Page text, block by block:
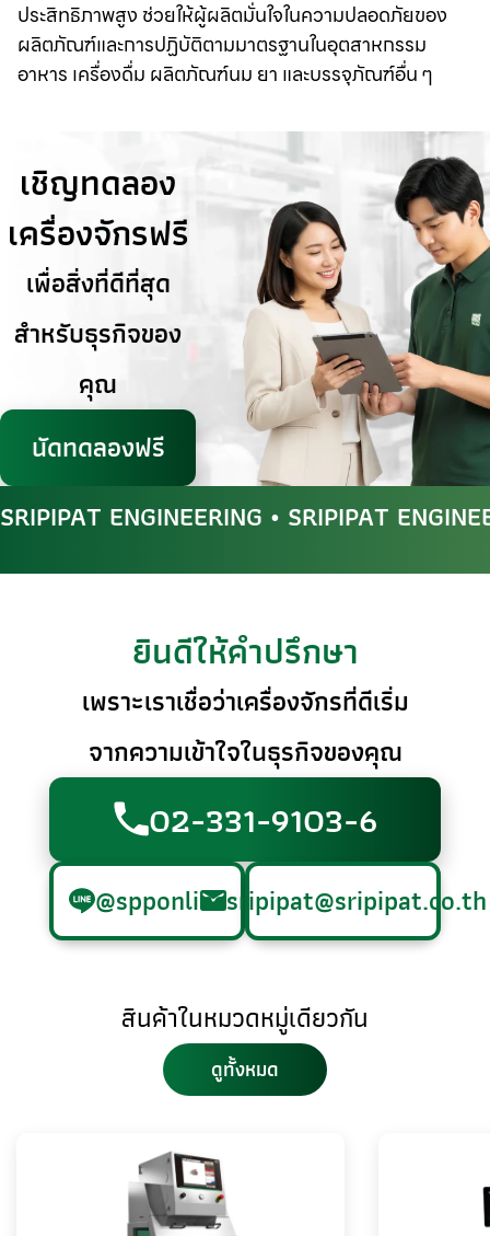
ประสิทธิภาพสูง ช่วยให้ผู้ผลิตมั่นใจในความปลอดภัยของ
ผลิตภัณฑ์และการปฏิบัติตามมาตรฐานในอุตสาหกรรม
อาหาร เครื่องดื่ม ผลิตภัณฑ์นม ยา และบรรจุภัณฑ์อื่น ๆ
เชิญทดลอง
เครื่องจักรฟรี
เพื่อสิ่งที่ดีที่สุด
สำหรับธุรกิจของ
คุณ
นัดทดลองฟรี
SRIPIPAT ENGINEERING • SRIPIPAT
ยินดีให้คำปรึกษา
เพราะเราเชื่อว่าเครื่องจักรที่ดีเริ่ม
จากความเข้าใจในธุรกิจของคุณ
02-331-9103-6
@spponlinesripipat@sripipat.co.th
สินค้าในหมวดหมู่เดียวกัน
ดูทั้งหมด